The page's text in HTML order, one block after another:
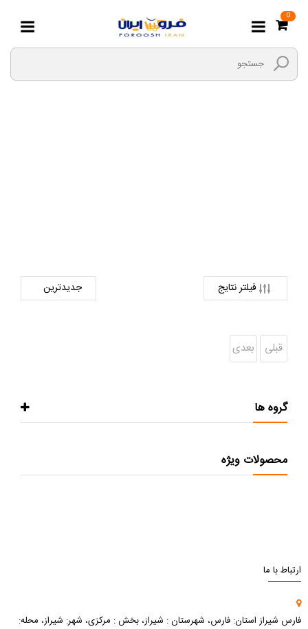
0
فیلتر نتایج
قبلی بعدی
گروه ها
محصولات ویژه
ارتباط با ما
فارس شیراز استان: فارس، شهرستان : شیراز، بخش : مرکزی، شهر: شیراز، محله: